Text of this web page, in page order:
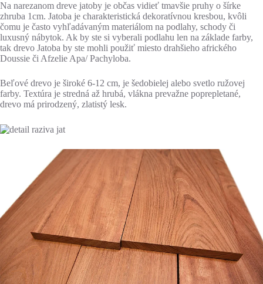
Na narezanom dreve jatoby je občas vidieť tmavšie pruhy o šírke
zhruba 1cm. Jatoba je charakteristická dekoratívnou kresbou, kvôli
čomu je často vyhľadávaným materiálom na podlahy, schody či
luxusný nábytok. Ak by ste si vyberali podlahu len na základe farby,
tak drevo Jatoba by ste mohli použiť miesto drahšieho afrického
Doussie či Afzelie Apa/ Pachyloba.
Beľové drevo je široké 6-12 cm, je šedobielej alebo svetlo ružovej
farby. Textúra je stredná až hrubá, vlákna prevažne poprepletané,
drevo má prirodzený, zlatistý lesk.